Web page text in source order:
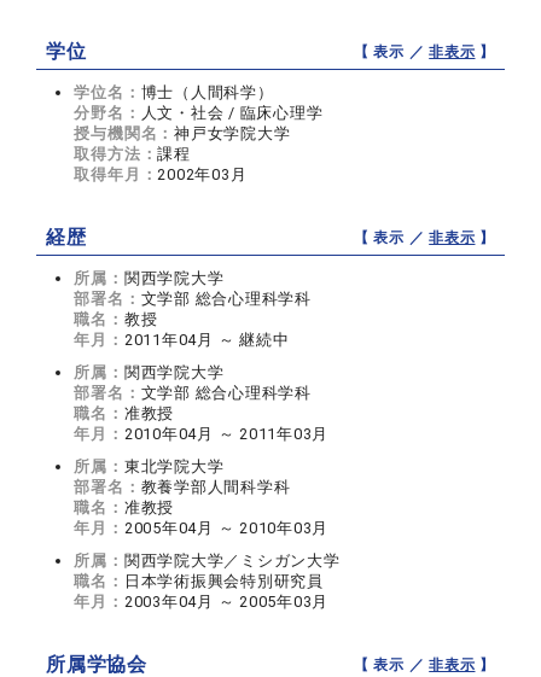
学位 【 表示 ／非表示 】
学位名： 博士（人間科学）
分野名： 人文・社会 / 臨床心理学
授与機関名：神戸女学院大学
取得方法：課程
取得年月：2002年03月
経歴 【 表示 ／非表示 】
所属： 関西学院大学
部署名： 文学部 総合心理科学科
職名： 教授
年月： 2011年04月 ～ 継続中
所属： 関西学院大学
部署名： 文学部 総合心理科学科
職名： 准教授
年月： 2010年04月 ～ 2011年03月
所属： 東北学院大学
部署名： 教養学部人間科学科
職名： 准教授
年月： 2005年04月 ～ 2010年03月
所属： 関西学院大学／ミシガン大学
職名： 日本学術振興会特別研究員
年月： 2003年04月 ～ 2005年03月
所属学協会 【 表示 ／非表示 】